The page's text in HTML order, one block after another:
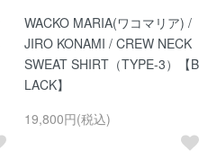
WACKO MARIA(ワコマリア) /
JIRO KONAMI / CREW NECK
SWEAT SHIRT（TYPE-3）【B
LACK】
19,800円(税込)